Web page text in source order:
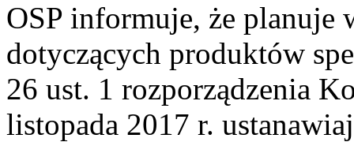
OSP informuje, że planuje
dotyczących produktów
26 ust. 1 rozporządzenia
listopada 2017 r.